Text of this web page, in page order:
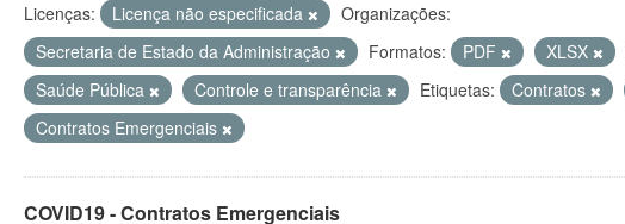
Licenças: Licença não especificada
Organizações:
Secretaria de Estado da Administração
Formatos: PDF XLSX
Saúde Pública
Controle e transparência Etiquetas: Contratos
Contratos Emergenciais
COVID19 - Contratos Emergenciais